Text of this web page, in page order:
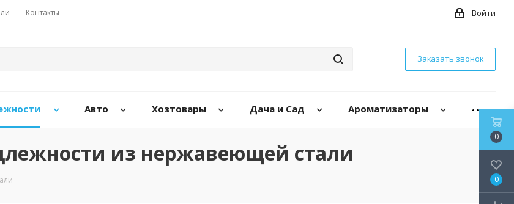
Контакты Войти
Заказать звонок
Авто Хозтовары Дача и Сад Ароматизаторы
из нержавеющей стали
0
0